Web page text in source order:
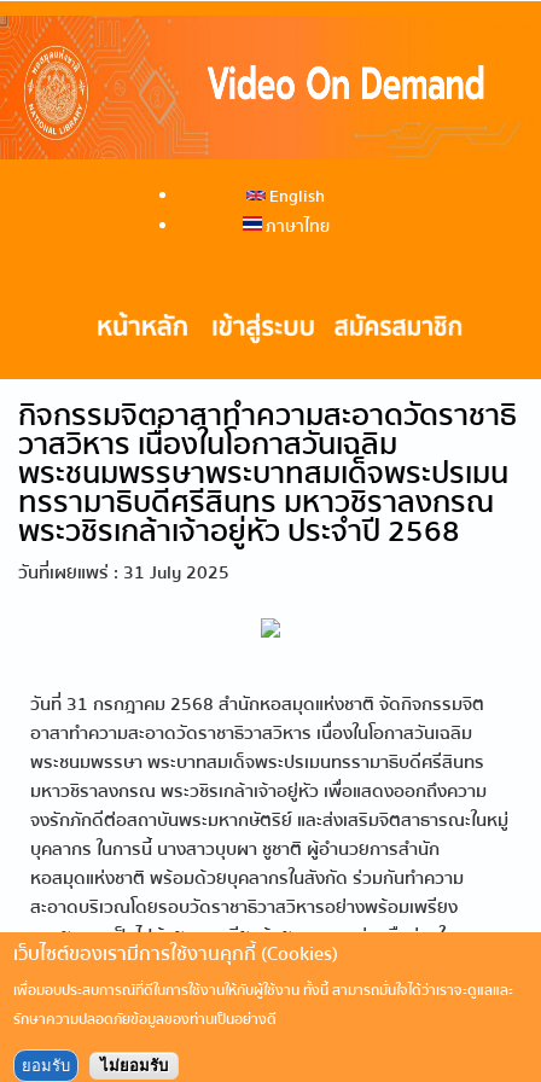
English
ภาษาไทย
กิจกรรมจิตอาสาทำความสะอาดวัดราชาธิ
วาสวิหาร เนื่องในโอกาสวันเฉลิม
พระชนมพรรษาพระบาทสมเด็จพระปรเมน
ทรรามาธิบดีศรีสินทร มหาวชิราลงกรณ
พระวชิรเกล้าเจ้าอยู่หัว ประจำปี 2568
วันที่เผยแพร่ : 31 July 2025
วันที่ 31 กรกฎาคม 2568 สำนักหอสมุดแห่งชาติ จัดกิจกรรมจิต
อาสาทำความสะอาดวัดราชาธิวาสวิหาร เนื่องในโอกาสวันเฉลิม
พระชนมพรรษา พระบาทสมเด็จพระปรเมนทรรามาธิบดีศรีสินทร
มหาวชิราลงกรณ พระวชิรเกล้าเจ้าอยู่หัว เพื่อแสดงออกถึงความ
จงรักภักดีต่อสถาบันพระมหากษัตริย์ และส่งเสริมจิตสาธารณะในหมู่
บุคลากร ในการนี้ นางสาวบุบผา ชูชาติ ผู้อำนวยการสำนัก
หอสมุดแห่งชาติ พร้อมด้วยบุคลากรในสังกัด ร่วมกันทำความ
สะอาดบริเวณโดยรอบวัดราชาธิวาสวิหารอย่างพร้อมเพรียง
บรรยากาศเป็นไปด้วยความเรียบร้อยและความร่วมมือร่วมใจ
เว็บไซต์ของเรามีการใช้งานคุกกี้ (Cookies)
เพื่อมอบประสบการณ์ที่ดีในการใช้งานให้กับผู้ใช้งาน ทั้งนี้ สามารถมั่นใจได้ว่าเราจะดูแลและ
รักษาความปลอดภัยข้อมูลของท่านเป็นอย่างดี
ยอมรับ ไม่ยอมรับ